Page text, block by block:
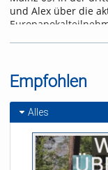
und Alex über die
gegen Mainz ein
Referent/in:
Andreas Nagel
Empfohlen
Alles